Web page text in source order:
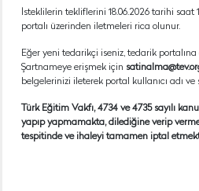
İsteklilerin tekliflerini 18.06.2026 tarihi saat
portalı üzerinden iletmeleri rica olunur.
Eğer yeni tedarikçi iseniz, tedarik
Şartnameye erişmek için
belgelerinizi ileterek portal kullanıcı adı
Türk Eğitim Vakfı, 4734 ve 4735 sayılı
yapıp yapmamakta, dilediğine verip
tespitinde ve ihaleyi tamamen iptal